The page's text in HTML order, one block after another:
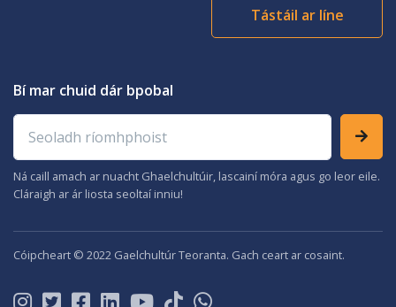
Tástáil ar líne
Bí mar chuid dár bpobal
Seoladh ríomhphoist
Ná caill amach ar nuacht Ghaelchultúir, lascainí móra agus go leor eile.
Cláraigh ar ár liosta seoltaí inniu!
Cóipcheart © 2022 Gaelchultúr Teoranta. Gach ceart ar cosaint.